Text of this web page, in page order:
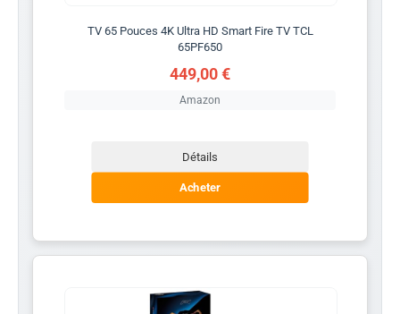
TV 65 Pouces 4K Ultra HD Smart Fire TV TCL
65PF650
449,00 €
Amazon
Détails
Acheter